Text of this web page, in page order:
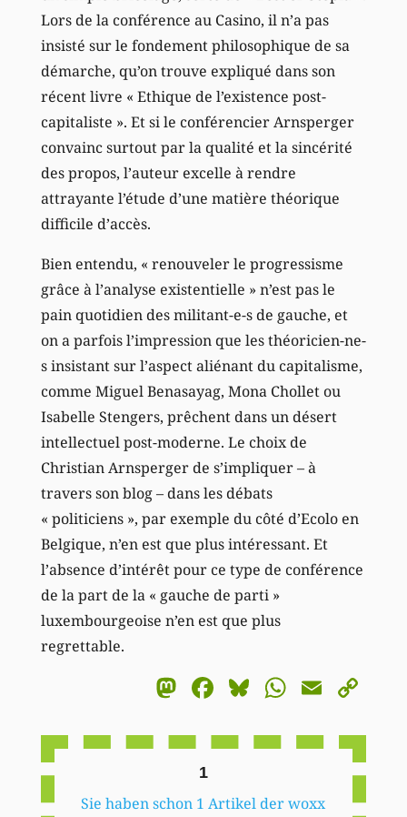
Lors de la conférence au Casino, il n’a pas
insisté sur le fondement philosophique de sa
démarche, qu’on trouve expliqué dans son
récent livre « Ethique de l’existence post-
capitaliste ». Et si le conférencier Arnsperger
convainc surtout par la qualité et la sincérité
des propos, l’auteur excelle à rendre
attrayante l’étude d’une matière théorique
difficile d’accès.
Bien entendu, « renouveler le progressisme
grâce à l’analyse existentielle » n’est pas le
pain quotidien des militant-e-s de gauche, et
on a parfois l’impression que les théoricien-ne-
s insistant sur l’aspect aliénant du capitalisme,
comme Miguel Benasayag, Mona Chollet ou
Isabelle Stengers, prêchent dans un désert
intellectuel post-moderne. Le choix de
Christian Arnsperger de s’impliquer – à
travers son blog – dans les débats
« politiciens », par exemple du côté d’Ecolo en
Belgique, n’en est que plus intéressant. Et
l’absence d’intérêt pour ce type de conférence
de la part de la « gauche de parti »
luxembourgeoise n’en est que plus
regrettable.
Mastodon
Facebook
BlueskyEmail
1
Sie haben schon 1 Artikel der woxx